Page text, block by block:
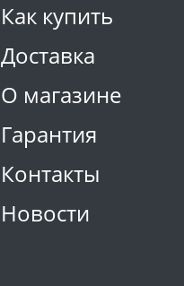
Как купить
Доставка
О магазине
Гарантия
Контакты
Новости